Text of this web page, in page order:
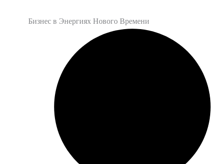
Бизнес в Энергиях Нового Времени